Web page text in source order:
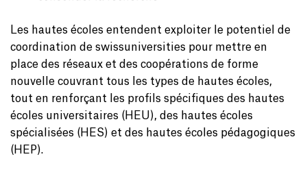
Les hautes écoles entendent exploiter le potentiel de
coordination de swissuniversities pour mettre en
place des réseaux et des coopérations de forme
nouvelle couvrant tous les types de hautes écoles,
tout en renforçant les profils spécifiques des hautes
écoles universitaires (HEU), des hautes écoles
spécialisées (HES) et des hautes écoles pédagogiques
(HEP).